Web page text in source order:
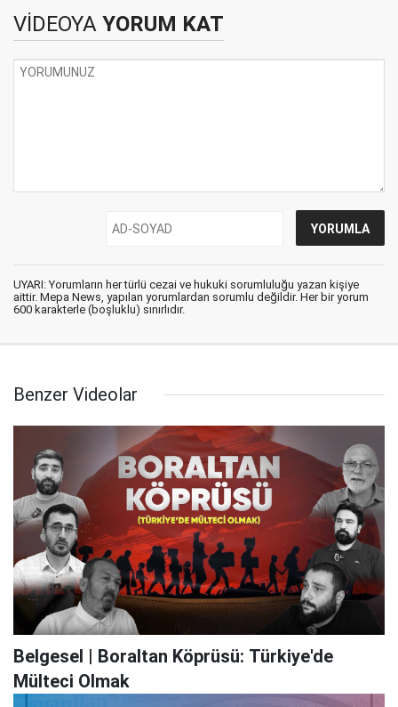
VİDEOYA YORUM KAT
UYARI: Yorumların her türlü cezai ve hukuki sorumluluğu yazan kişiye
aittir. Mepa News, yapılan yorumlardan sorumlu değildir. Her bir yorum
600 karakterle (boşluklu) sınırlıdır.
Benzer Videolar
Belgesel | Boraltan Köprüsü: Türkiye'de
Mülteci Olmak